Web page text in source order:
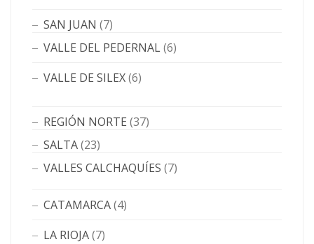
SAN JUAN (7)
VALLE DEL PEDERNAL(6)
VALLE DE SILEX(6)
REGIÓN NORTE (37)
SALTA(23)
VALLES CALCHAQUÍES (7)
CATAMARCA(4)
LA RIOJA(7)